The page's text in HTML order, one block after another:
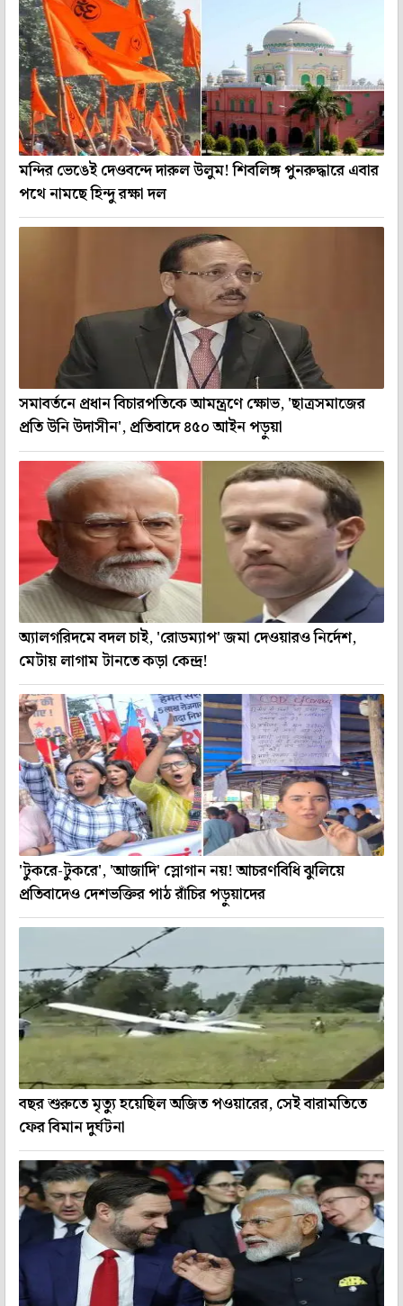
মন্দির ভেঙেই দেওবন্দে দারুল উলুম! শিবলিঙ্গ পুনরুদ্ধারে এবার
পথে নামছে হিন্দু রক্ষা দল
সমাবর্তনে প্রধান বিচারপতিকে আমন্ত্রণে ক্ষোভ, 'ছাত্রসমাজের
প্রতি উনি উদাসীন', প্রতিবাদে ৪৫০ আইন পড়ুয়া
অ্যালগরিদমে বদল চাই, 'রোডম্যাপ' জমা দেওয়ারও নির্দেশ,
মেটায় লাগাম টানতে কড়া কেন্দ্র!
'টুকরে-টুকরে', 'আজাদি' স্লোগান নয়! আচরণবিধি ঝুলিয়ে
প্রতিবাদেও দেশভক্তির পাঠ রাঁচির পড়ুয়াদের
বছর শুরুতে মৃত্যু হয়েছিল অজিত পওয়ারের, সেই বারামতিতে
ফের বিমান দুর্ঘটনা